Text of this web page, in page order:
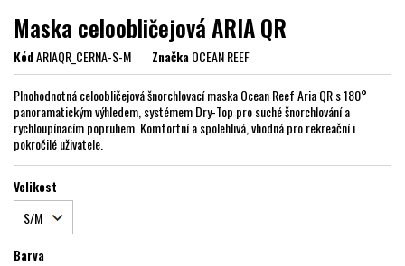
Maska celoobličejová ARIA QR
KódARIAQR_CERNA-S-M ZnačkaOCEAN REEF
Plnohodnotná celoobličejová šnorchlovací maska Ocean Reef Aria QR s 180°
panoramatickým výhledem, systémem Dry-Top pro suché šnorchlování a
rychloupínacím popruhem. Komfortní a spolehlivá, vhodná pro rekreační i
pokročilé uživatele.
Velikost
Barva